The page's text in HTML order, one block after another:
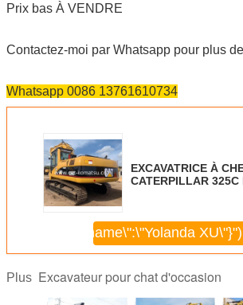
Prix bas À VENDRE
Contactez-moi par Whatsapp pour plus
Whatsapp 0086 13761610734
EXCAVATRICE À
CATERPILLAR 325C
\",\"username\":\"Yolanda
Plus Excavateur pour chat d'occasion